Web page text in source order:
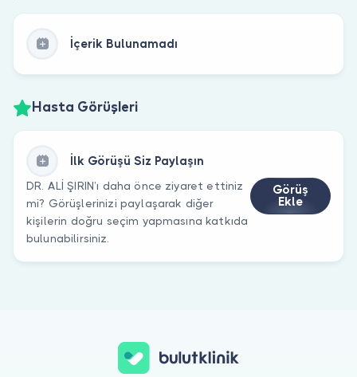
İçerik Bulunamadı
Hasta Görüşleri
İlk Görüşü Siz Paylaşın
DR. ALİ ŞIRIN’ı daha önce ziyaret ettiniz
mi? Görüşlerinizi paylaşarak diğer
kişilerin doğru seçim yapmasına katkıda
bulunabilirsiniz.
Görüş
Ekle